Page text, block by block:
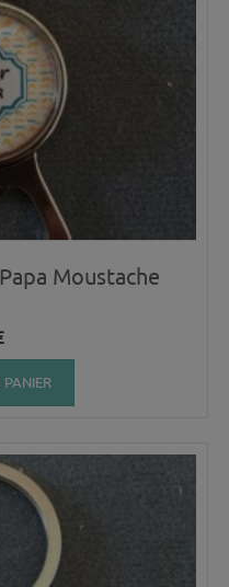
Moustache